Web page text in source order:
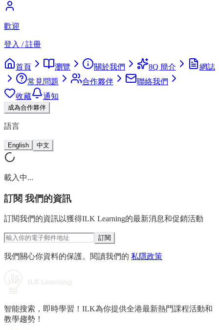
歡迎
登入 / 註冊
首頁 瀏覽 關於我們 8Q 簡介
網誌
常見問題
合作夥伴
聯絡我們
收藏
通知
成為合作夥伴
語言
English 中文
載入中...
訂閱 我們的資訊
訂閱我們的資訊以獲得ILK Learning的最新消息和促銷活動
訂閱
我們關心你資料的保護。閱讀我們的 私隱政策
智能搜索，即時學習！ILK為你提供全港最新熱門課程活動和
教學趨勢！